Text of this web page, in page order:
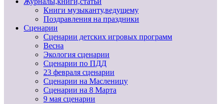
Книги музыканту,ведущему
Поздравления на праздники
Сценарии
Сценарии детских игровых программ
Весна
Экология сценарии
Сценарии по ПДД
23 февраля сценарии
Сценарии на Масленицу
Сценарии на 8 Марта
9 мая сценарии